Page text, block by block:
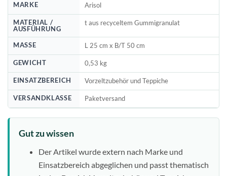
MARKE Arisol
MATERIAL /
AUSFÜHRUNG
t aus recyceltem Gummigranulat
MASSE L 25 cm x B/T 50 cm
GEWICHT 0,53 kg
EINSATZBEREICH Vorzeltzubehör und Teppiche
VERSANDKLASSE Paketversand
Gut zu wissen
Der Artikel wurde extern nach Marke und
Einsatzbereich abgeglichen und passt thematisch